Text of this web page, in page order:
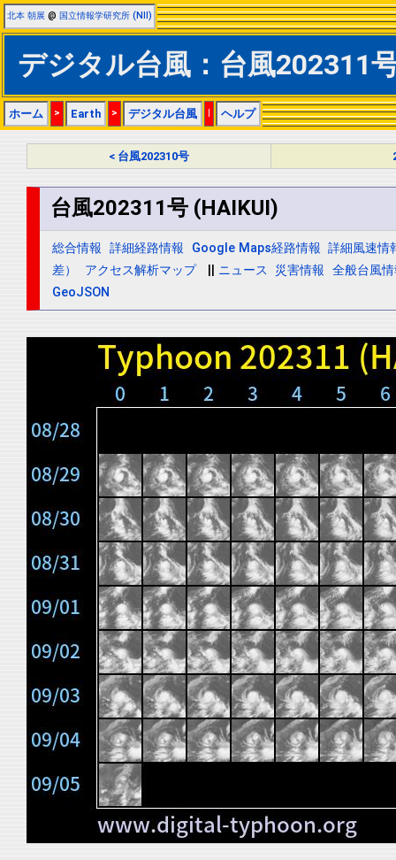
北本 朝展 @ 国立情報学研究所 (NII)
デジタル台風：台風202311
ホーム > Earth > デジタル台風 | ヘルプ
< 台風202310号
台風202311号 (HAIKUI)
総合情報 詳細経路情報 Google Maps経路情報 詳細風速情
差）
アクセス解析マップ ニュース 災害情報 全般台風
GeoJSON